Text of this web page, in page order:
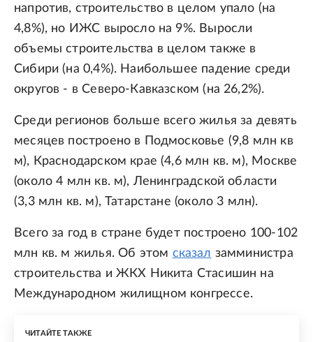
напротив, строительство в целом упало (на
4,8%), но ИЖС выросло на 9%. Выросли
объемы строительства в целом также в
Сибири (на 0,4%). Наибольшее падение среди
округов - в Северо-Кавказском (на 26,2%).
Среди регионов больше всего жилья за девять
месяцев построено в Подмосковье (9,8 млн кв
м), Краснодарском крае (4,6 млн кв. м), Москве
(около 4 млн кв. м), Ленинградской области
(3,3 млн кв. м), Татарстане (около 3 млн).
Всего за год в стране будет построено 100-102
млн кв. м жилья. Об этом сказал замминистра
строительства и ЖКХ Никита Стасишин на
Международном жилищном конгрессе.
ЧИТАЙТЕ ТАКЖЕ